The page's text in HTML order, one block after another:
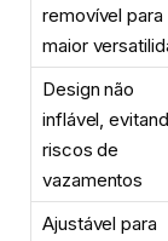
removível para
maior
Design não
inflável,
riscos de
vazamentos
Ajustável para